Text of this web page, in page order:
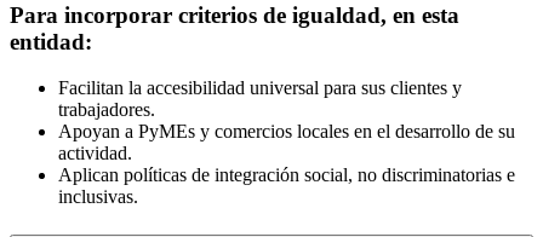
Para incorporar criterios de igualdad, en esta
entidad:
Facilitan la accesibilidad universal para sus clientes y
trabajadores.
Apoyan a PyMEs y comercios locales en el desarrollo de su
actividad.
Aplican políticas de integración social, no discriminatorias e
inclusivas.